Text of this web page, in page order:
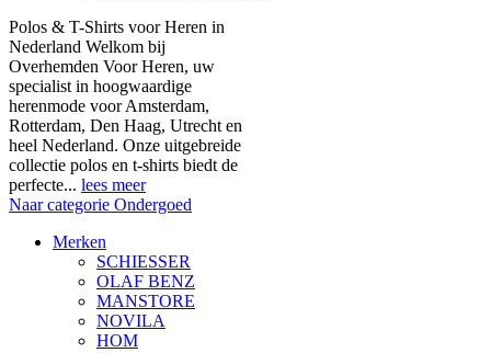
Polos & T-Shirts voor Heren in
Nederland Welkom bij
Overhemden Voor Heren, uw
specialist in hoogwaardige
herenmode voor Amsterdam,
Rotterdam, Den Haag, Utrecht en
heel Nederland. Onze uitgebreide
collectie polos en t-shirts biedt de
perfecte... lees meer
Naar categorie Ondergoed
Merken
SCHIESSER
OLAF BENZ
MANSTORE
NOVILA
HOM